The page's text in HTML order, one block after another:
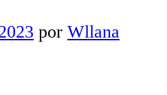
por Wllana